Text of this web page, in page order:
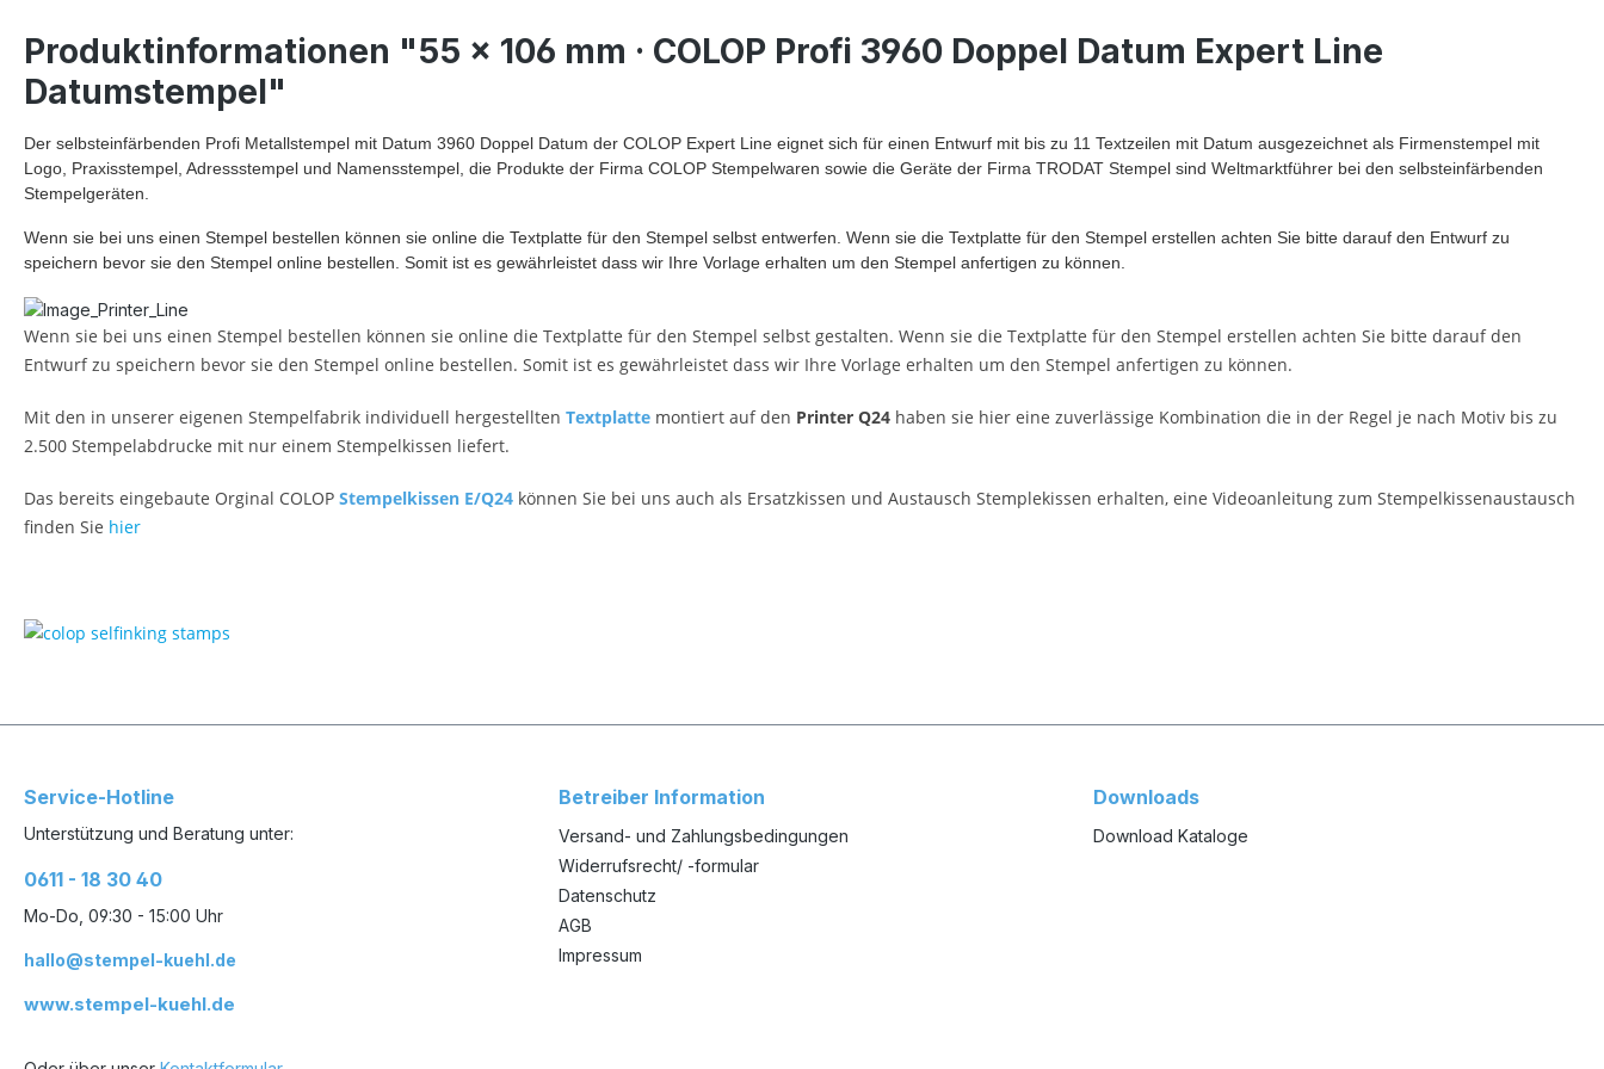
Produktinformationen "55 x 106 mm · COLOP Profi 3960 Doppel Datum Expert Line
Datumstempel"
Der selbsteinfärbenden Profi Metallstempel mit Datum 3960 Doppel Datum der COLOP Expert Line eignet sich für einen Entwurf mit bis zu 11 Textzeilen mit Datum ausgezeichnet als Firmenstempel mit
Logo, Praxisstempel, Adressstempel und Namensstempel, die Produkte der Firma COLOP Stempelwaren sowie die Geräte der Firma TRODAT Stempel sind Weltmarktführer bei den selbsteinfärbenden
Stempelgeräten.
Wenn sie bei uns einen Stempel bestellen können sie online die Textplatte für den Stempel selbst entwerfen. Wenn sie die Textplatte für den Stempel erstellen achten Sie bitte darauf den Entwurf zu
speichern bevor sie den Stempel online bestellen. Somit ist es gewährleistet dass wir Ihre Vorlage erhalten um den Stempel anfertigen zu können.
Wenn sie bei uns einen Stempel bestellen können sie online die Textplatte für den Stempel selbst gestalten. Wenn sie die Textplatte für den Stempel erstellen achten Sie bitte darauf den
Entwurf zu speichern bevor sie den Stempel online bestellen. Somit ist es gewährleistet dass wir Ihre Vorlage erhalten um den Stempel anfertigen zu können.
Mit den in unserer eigenen Stempelfabrik individuell hergestellten Textplatte montiert auf den Printer Q24 haben sie hier eine zuverlässige Kombination die in der Regel je nach Motiv bis zu
2.500 Stempelabdrucke mit nur einem Stempelkissen liefert.
Das bereits eingebaute Orginal COLOP Stempelkissen E/Q24 können Sie bei uns auch als Ersatzkissen und Austausch Stemplekissen erhalten, eine Videoanleitung zum Stempelkissenaustausch
finden Sie hier
Service-Hotline
Unterstützung und Beratung unter:
0611 - 18 30 40
Mo-Do, 09:30 - 15:00 Uhr
hallo@stempel-kuehl.de
www.stempel-kuehl.de
Betreiber Information
Versand- und Zahlungsbedingungen
Widerrufsrecht/ -formular
Datenschutz
AGB
Impressum
Downloads
Download Kataloge